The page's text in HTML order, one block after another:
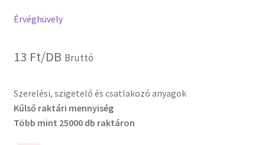
Érvéghüvely
13 Ft/DB Bruttó
Szerelési, szigetelő és csatlakozó anyagok
Kűlső raktári mennyiség
Több mint 25000 db raktáron